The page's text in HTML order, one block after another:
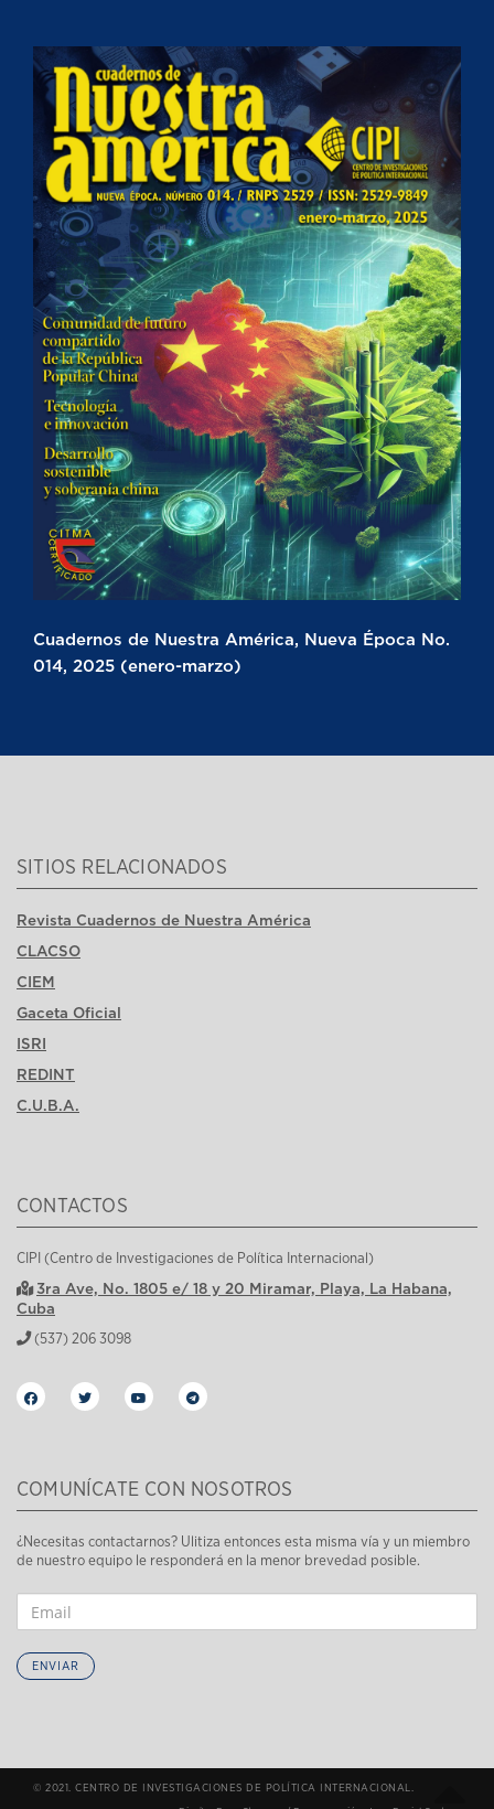
Cuadernos de Nuestra América, Nueva Época No.
014, 2025 (enero-marzo)
SITIOS RELACIONADOS
Revista Cuadernos de Nuestra América
CLACSO
CIEM
Gaceta Oficial
ISRI
REDINT
C.U.B.A.
CONTACTOS
CIPI (Centro de Investigaciones de Política Internacional)
3ra Ave, No. 1805 e/ 18 y 20 Miramar, Playa, La Habana,
Cuba
(537) 206 3098
COMUNÍCATE CON NOSOTROS
¿Necesitas contactarnos? Ulitiza entonces esta misma vía y un miembro
de nuestro equipo le responderá en la menor brevedad posible.
ENVIAR
© 2021. CENTRO DE INVESTIGACIONES DE POLÍTICA INTERNACIONAL.